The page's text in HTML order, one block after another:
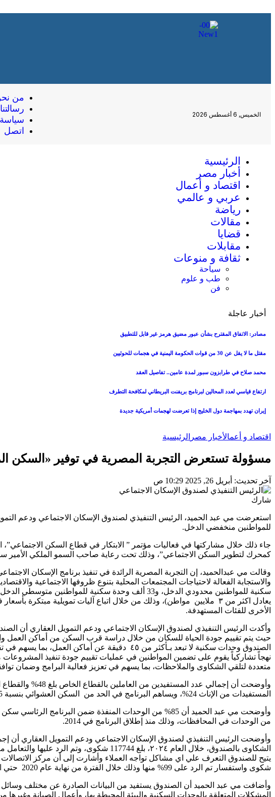
الخميس, 6 أغسطس 2026
من
رسالتنا
اتصل
الرئيسية
أخبار مصر
اقتصاد و أعمال
عربي و عالمي
رياضة
مقالات
قضايا
مقابلات
ثقافة و منوعات
سياحة
طب و علوم
فن
أخبار عاجلة
مصادر: الاتفاق المقترح بشأن عبور مضيق هرمز غير قابل للتطبيق
مقتل ما لا يقل عن 30 من قوات الحكومة اليمنية في هجمات للحوثيين
محمد صلاح في طرابزون سبور لمدة عامين.. تفاصيل العقد
ارتفاع قياسي لعدد المحالين لبرنامج بريفنت البريطاني لمكافحة التطرف
إيران تهدد بمهاجمة دول الخليج إذا تعرضت لهجمات أمريكية جديدة
اقتصاد و أعمالأخبار مصر الرئيسية
مسؤولة تستعرض التجربة المصرية في توفير «السكن
آخر تحديث: أبريل 26, 2025 10:29 ص
شارك
استعرضت مي عبد الحميد، الرئيس التنفيذي لصندوق الإسكان الاجتماعي ودعم
للمواطنين منخفضي الدخل.
جاء ذلك خلال مشاركتها في فعاليات مؤتمر ” الابتكار في قطاع السكن
كمحرك لتطوير السكن الاجتماعي”، وذلك تحت رعاية صاحب السمو الملكي الأمير
وقالت مي عبدالحميد، إن التجربة المصرية الرائدة في تنفيذ برنامج الإسكان
يعادل اكثر من ٣ ملايين مواطن)، وذلك من خلال اتباع آليات تمويلية
الأخرى للفئات المستهدفة.
وأكدت الرئيس التنفيذي لصندوق الإسكان الاجتماعي ودعم التمويل العقاري أن
حيث يتم تقييم جودة الحياة للسكان من خلال دراسة قرب السكن من أماكن العمل
الصندوق وحدات سكنية لا تبعد بـأكثر من ٤٥ دقيقة عن
نهجاً تشاركياً يقوم على تضمين المواطنين في عمليات تقييم جودة تنفيذ المشروعات
متعددة لتلقي الشكاوى والملاحظات، بما يسهم في تعزيز فعالية البرامج وضمان
المستفيدات من الإناث 24%، ويساهم البرنامج في الحد من السكن العشوائي بنسبة 85%.
من الوحدات في المحافظات، وذلك منذ إطلاق البرنامج في 2014.
وأوضحت الرئيس التنفيذي لصندوق الإسكان الاجتماعي ودعم التمويل العقاري أن
الشكاوى بالصندوق، خلال العام ٢٠٢٤، بلغ
شكوى واستفسار تم الرد على 99% منها وذلك خلال الفترة من نهاية عام 2020 حتي الآن .
وأضافت مي عبد الحميد أن الصندوق يستفيد من البيانات الصادرة عن مختلف وسائل
المشكلات المتعلقة بالوحدات السكنية والبيئة المحيطة بها، وأعمال الصيانة